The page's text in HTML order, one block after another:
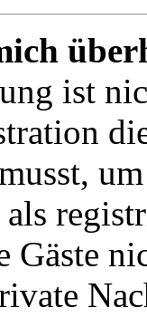
ist
Gäste